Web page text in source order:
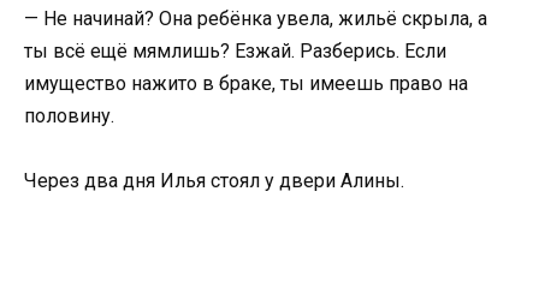
— Не начинай? Она ребёнка увела, жильё скрыла, а
ты всё ещё мямлишь? Езжай. Разберись. Если
имущество нажито в браке, ты имеешь право на
половину.
Через два дня Илья стоял у двери Алины.